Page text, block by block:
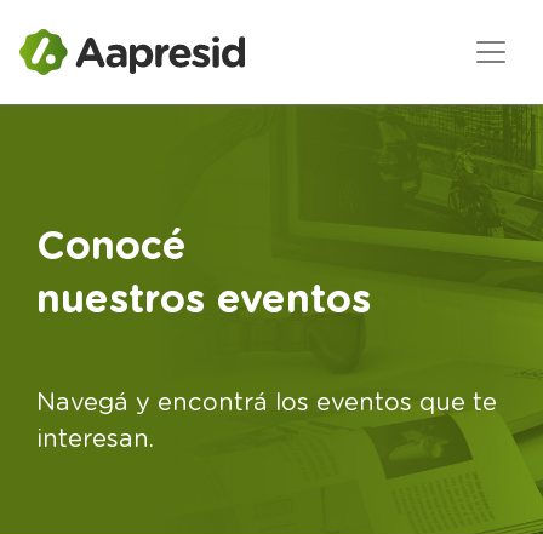
Conocé
nuestros eventos
Navegá y encontrá los eventos que te
interesan.